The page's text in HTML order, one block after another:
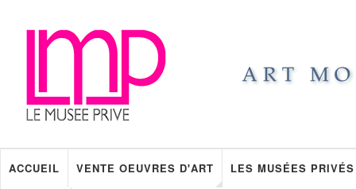
ACCUEIL VENTE OEUVRES D'ART LES MUSÉES PRIVÉS